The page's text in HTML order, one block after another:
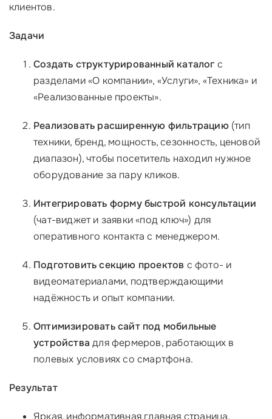
клиентов.
Задачи
Создать структурированный каталог с
разделами «О компании», «Услуги», «Техника» и
«Реализованные проекты».
Реализовать расширенную фильтрацию (тип
техники, бренд, мощность, сезонность, ценовой
диапазон), чтобы посетитель находил нужное
оборудование за пару кликов.
Интегрировать форму быстрой консультации
(чат-виджет и заявки «под ключ») для
оперативного контакта с менеджером.
Подготовить секцию проектов с фото- и
видеоматериалами, подтверждающими
надёжность и опыт компании.
Оптимизировать сайт под мобильные
устройства для фермеров, работающих в
полевых условиях со смартфона.
Результат
Яркая, информативная главная страница,